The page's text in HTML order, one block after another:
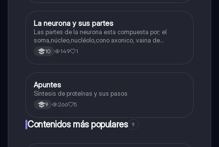
Biologia
La neurona y sus partes
Las partes de la neurona esta compuesta por; el
soma,núcleo,nucléolo,cono axonico, vaina de
mielina,celula schwan,núcleo de schwann,nódulo de
Ranvier,terminal axonico Arborizacion terminal, botón
10 149 1
Biologia
Apuntes
Síntesis de proteínas y sus pasos
9 266 5
Contenidos más populares 9